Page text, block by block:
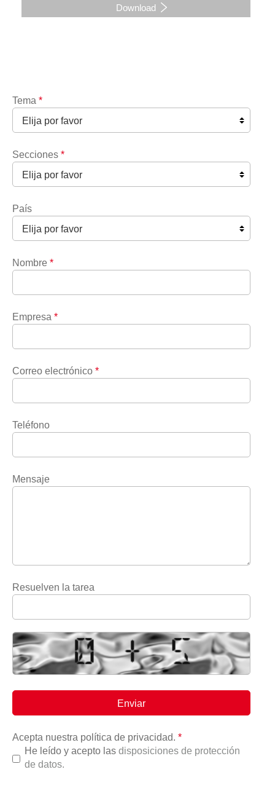
Download
Tema *
Secciones *
País
Nombre *
Empresa *
Correo electrónico *
Teléfono
Mensaje
Resuelven la tarea
Acepta nuestra política de privacidad. *
He leído y acepto las disposiciones de protección
de datos.